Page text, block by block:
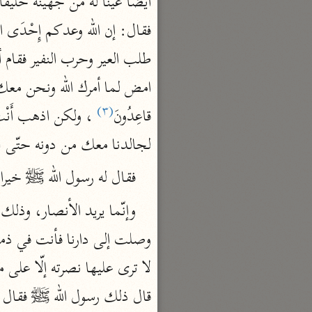
السمرقندي (٣٧٣ هـ)
نحو ٥ مجلدات
الكشف والبيان
الثعلبي (٤٢٧ هـ)
نحو ٨ مجلدات
قاعِدُونَ(٣)
لجالدنا معك من دونه حتّى
فقال له رسول الله ﷺ‎ خيرا ودعا له بخير، ثمّ قال رسول الله ﷺ‎:
قال ذلك رسول الله ﷺ‎ فقال له سعد بن معاذ: والله كأنّك تريدنا يا رسول الله؟